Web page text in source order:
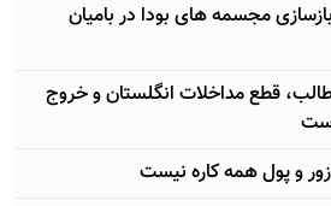
مجسمه های بودا در بامیان
قطع مداخلات انگلستان و خروج
زور و پول همه کاره نیست